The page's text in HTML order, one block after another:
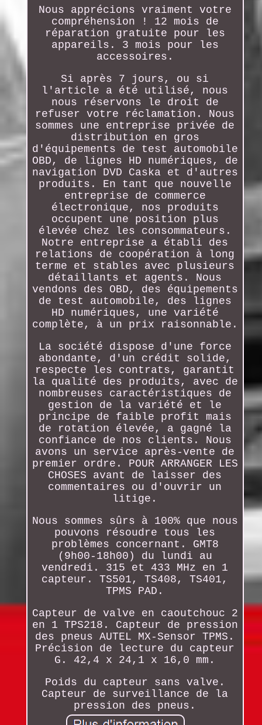
Nous apprécions vraiment votre
compréhension ! 12 mois de
réparation gratuite pour les
appareils. 3 mois pour les
accessoires.
Si après 7 jours, ou si
l'article a été utilisé, nous
nous réservons le droit de
refuser votre réclamation. Nous
sommes une entreprise privée de
distribution en gros
d'équipements de test automobile
OBD, de lignes HD numériques, de
navigation DVD Caska et d'autres
produits. En tant que nouvelle
entreprise de commerce
électronique, nos produits
occupent une position plus
élevée chez les consommateurs.
Notre entreprise a établi des
relations de coopération à long
terme et stables avec plusieurs
détaillants et agents. Nous
vendons des OBD, des équipements
de test automobile, des lignes
HD numériques, une variété
complète, à un prix raisonnable.
La société dispose d'une force
abondante, d'un crédit solide,
respecte les contrats, garantit
la qualité des produits, avec de
nombreuses caractéristiques de
gestion de la variété et le
principe de faible profit mais
de rotation élevée, a gagné la
confiance de nos clients. Nous
avons un service après-vente de
premier ordre. POUR ARRANGER LES
CHOSES avant de laisser des
commentaires ou d'ouvrir un
litige.
Nous sommes sûrs à 100% que nous
pouvons résoudre tous les
problèmes concernant. GMT8
(9h00-18h00) du lundi au
vendredi. 315 et 433 MHz en 1
capteur. TS501, TS408, TS401,
TPMS PAD.
Capteur de valve en caoutchouc 2
en 1 TPS218. Capteur de pression
des pneus AUTEL MX-Sensor TPMS.
Précision de lecture du capteur
G. 42,4 x 24,1 x 16,0 mm.
Poids du capteur sans valve.
Capteur de surveillance de la
pression des pneus.